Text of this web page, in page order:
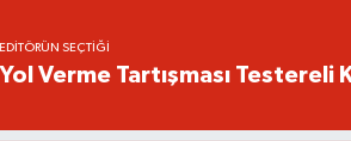
EDITÖRÜN SEÇTIĞI
Yol Verme Tartışması Testereli